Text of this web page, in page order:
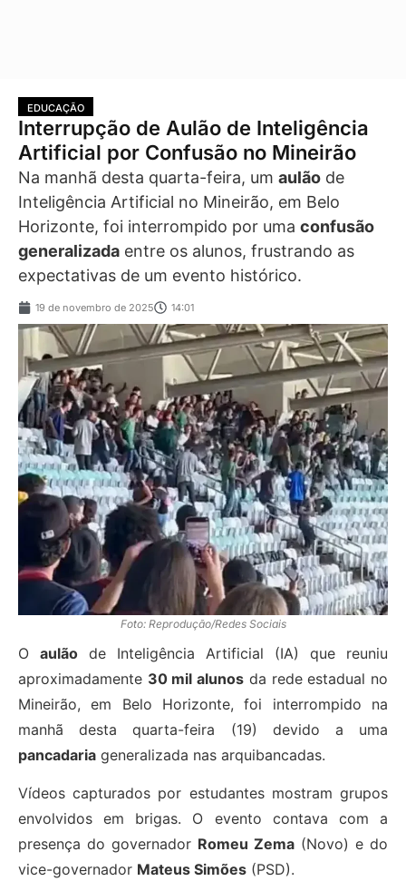
EDUCAÇÃO
Interrupção de Aulão de Inteligência
Artificial por Confusão no Mineirão
Na manhã desta quarta-feira, um aulão de
Inteligência Artificial no Mineirão, em Belo
Horizonte, foi interrompido por uma confusão
generalizada entre os alunos, frustrando as
expectativas de um evento histórico.
19 de novembro de 2025 14:01
Foto: Reprodução/Redes Sociais
O aulão de Inteligência Artificial (IA) que reuniu
aproximadamente 30 mil alunos da rede estadual no
Mineirão, em Belo Horizonte, foi interrompido na
manhã desta quarta-feira (19) devido a uma
pancadaria generalizada nas arquibancadas.
Vídeos capturados por estudantes mostram grupos
envolvidos em brigas. O evento contava com a
presença do governador Romeu Zema (Novo) e do
vice-governador Mateus Simões (PSD).